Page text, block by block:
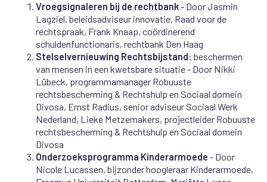
Vroegsignaleren bij de rechtbank- Door Jasmin
Lagziel, beleidsadviseur innovatie, Raad voor de
rechtspraak, Frank Knaap, coördinerend
schuldenfunctionaris, rechtbank Den Haag
Stelselvernieuwing Rechtsbijstand: beschermen
van mensen in een kwetsbare situatie - Door Nikki
Lübeck, programmamanager Robuuste
rechtsbescherming & Rechtshulp en Sociaal domein
Divosa, Ernst Radius, senior adviseur Sociaal Werk
Nederland, Lieke Metzemakers, projectleider Robuuste
rechtsbescherming & Rechtshulp en Sociaal domein
Divosa
Onderzoeksprogramma Kinderarmoede - Door
Nicole Lucassen, bijzonder hoogleraar Kinderarmoede,